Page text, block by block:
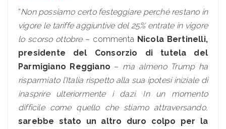
“Non possiamo certo festeggiare perché restano in
vigore le tariffe aggiuntive del 25% entrate in vigore
lo scorso ottobre– commenta Nicola Bertinelli,
presidente del Consorzio di tutela del
Parmigiano Reggiano – ma almeno Trump ha
risparmiato l’Italia rispetto alla sua ipotesi iniziale di
inasprire ulteriormente i dazi. In un momento
difficile come quello che stiamo attraversando,
sarebbe stato un altro duro colpo per la